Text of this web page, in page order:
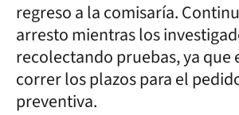
regreso a la comisaría.
arresto mientras los
recolectando pruebas, ya que
correr los plazos para el
preventiva.